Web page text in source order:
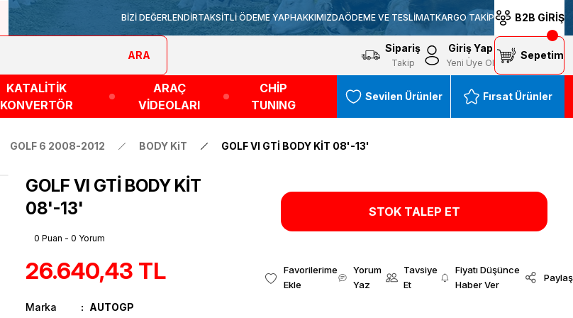
BİZİ DEĞERLENDİRTAKSİTLİ ÖDEME YAPHAKKIMIZDAÖDEME VE TESLİMATKARGO TAKİP B2B GİRİŞ
ARA
Sipariş
Takip
Giriş Yap
Yeni Üye Ol
Sepetim
KATALİTİK
KONVERTÖR
ARAÇ
VİDEOLARI
CHİP
TUNING
Sevilen Ürünler Fırsat Ürünler
GOLF 6 2008-2012 BODY KiT GOLF VI GTİ BODY KİT 08'-13'
GOLF VI GTİ BODY KİT
08'-13'
0 Puan - 0 Yorum
26.640,43 TL
Marka AUTOGP
STOK TALEP ET
Yorum
Yaz
Tavsiye
Et
Fiyatı Düşünce
Haber Ver
Paylaş